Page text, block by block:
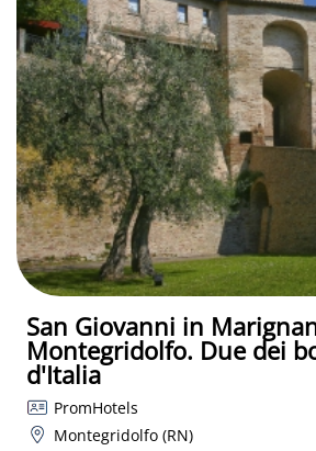
San Giovanni in
Montegridolfo. Due dei
d'Italia
PromHotels
Montegridolfo (RN)